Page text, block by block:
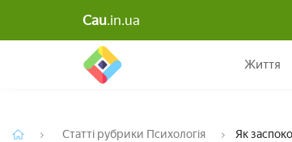
Cau.in.ua
Життя
Назад
Статті рубрики Психологія Як